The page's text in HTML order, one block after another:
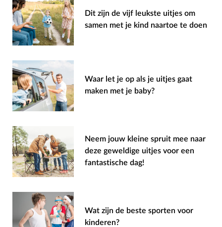
Dit zijn de vijf leukste uitjes om
samen met je kind naartoe te doen
Waar let je op als je uitjes gaat
maken met je baby?
Neem jouw kleine spruit mee naar
deze geweldige uitjes voor een
fantastische dag!
Wat zijn de beste sporten voor
kinderen?